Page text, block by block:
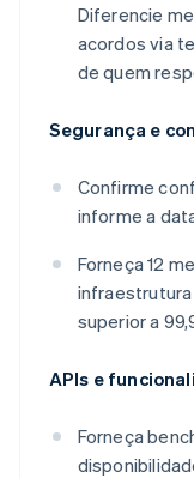
Diferencie
acordos via
de quem
Segurança e
Confirme
informe a
Forneça 12
superior a
APIs e
Forneça